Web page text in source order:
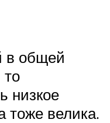
в общей
низкое
тоже велика.